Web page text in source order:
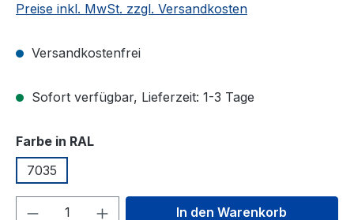
Preise inkl. MwSt. zzgl. Versandkosten
Versandkostenfrei
Sofort verfügbar, Lieferzeit: 1-3 Tage
Farbe in RALauswählen
7035
Produkt Anzahl: Gib denIn den Warenkorb